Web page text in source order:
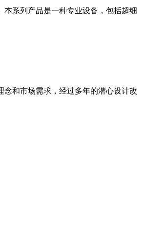
系列产品是一种专业设备，包括超细
和市场需求，经过多年的潜心设计改